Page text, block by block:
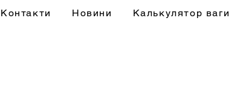
Контакти Новини Калькулятор ваги